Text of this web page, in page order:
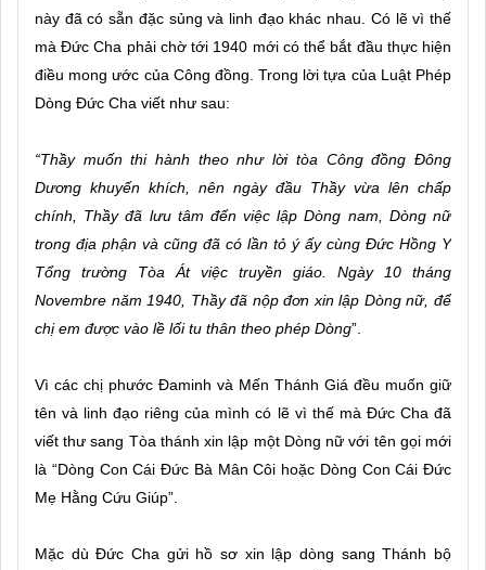
này đã có sẵn đặc sủng và linh đạo khác nhau. Có lẽ vì thế
mà Đức Cha phải chờ tới 1940 mới có thể bắt đầu thực hiện
điều mong ước của Công đồng. Trong lời tựa của Luật Phép
Dòng Đức Cha viết như sau:
“Thầy muốn thi hành theo như lời tòa Công đồng Đông
Dương khuyến khích, nên ngày đầu Thầy vừa lên chấp
chính, Thầy đã lưu tâm đến việc lập Dòng nam, Dòng nữ
trong địa phận và cũng đã có lần tỏ ý ấy cùng Đức Hồng Y
Tổng trường Tòa Át việc truyền giáo. Ngày 10 tháng
Novembre năm 1940, Thầy đã nộp đơn xin lập Dòng nữ, để
chị em được vào lề lối tu thân theo phép Dòng”.
Vì các chị phước Đaminh và Mến Thánh Giá đều muốn giữ
tên và linh đạo riêng của mình có lẽ vì thế mà Đức Cha đã
viết thư sang Tòa thánh xin lập một Dòng nữ với tên gọi mới
là “Dòng Con Cái Đức Bà Mân Côi hoặc Dòng Con Cái Đức
Mẹ Hằng Cứu Giúp”.
Mặc dù Đức Cha gửi hồ sơ xin lập dòng sang Thánh bộ